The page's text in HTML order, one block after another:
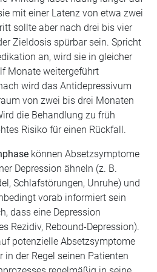
mit einer Latenz von etwa zwei
sollte aber nach drei bis vier
Zieldosis spürbar sein. Spricht
an, wird sie in gleicher
Monate weitergeführt
wird das Antidepressivum
von zwei bis drei Monaten
die Behandlung zu früh
Risiko für einen Rückfall.
können Absetzsymptome
Depression ähneln (z. B.
Schlafstörungen, Unruhe) und
vorab informiert sein
dass eine Depression
Rezidiv, Rebound-Depression).
potenzielle Absetzsymptome
in der Regel seinen Patienten